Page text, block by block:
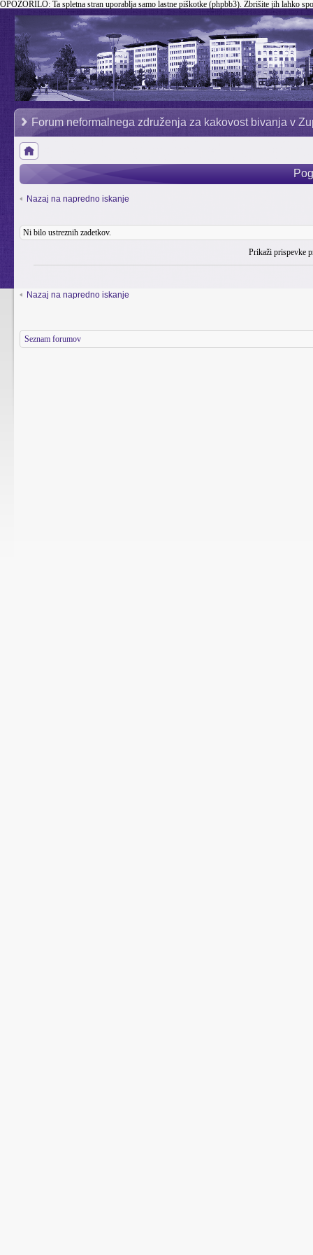
OPOZORILO: Ta spletna stran uporablja samo lastne piškotke (phpbb3). Zbrišite jih lahko
Forum neformalnega združenja za kakovost bivanja v
Nazaj na napredno iskanje
Ni bilo ustreznih zadetkov.
Prikaži prispevke
Nazaj na napredno iskanje
Seznam forumov